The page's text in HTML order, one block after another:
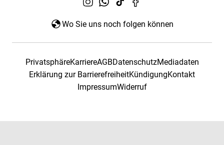
Wo Sie uns noch folgen können
PrivatsphäreKarriereAGBDatenschutzMediadaten
Erklärung zur BarrierefreiheitKündigungKontakt
ImpressumWiderruf